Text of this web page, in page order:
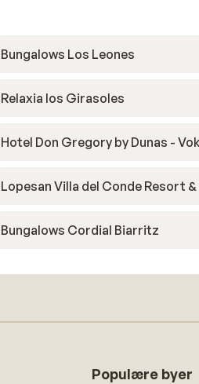
Bungalows Los Leones
Relaxia los Girasoles
Hotel Don Gregory by Dunas -
Lopesan Villa del Conde Resort
Bungalows Cordial Biarritz
Populære byer